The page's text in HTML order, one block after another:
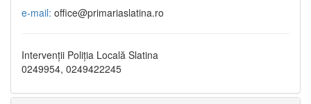
e-mail: office@primariaslatina.ro
Intervenții Poliția Locală Slatina
0249954, 0249422245